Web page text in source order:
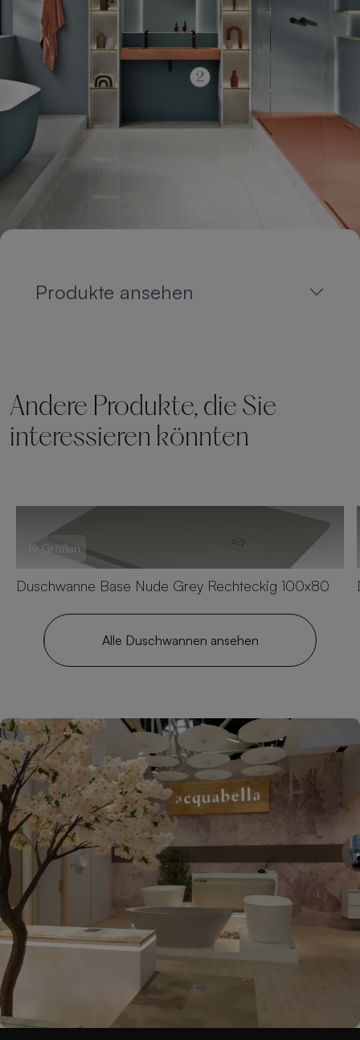
Produkte ansehen
Andere Produkte, die Sie
interessieren könnten
19 Größen
Duschwanne Base Nude Grey Rechteckig 100x80
Alle Duschwannen ansehen